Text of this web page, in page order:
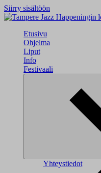
Siirry sisältöön
Etusivu
Ohjelma
Liput
Info
Festivaali
Yhteystiedot